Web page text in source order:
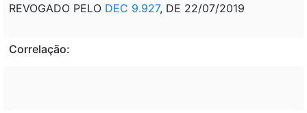
REVOGADO PELO DEC 9.927, DE 22/07/2019
Correlação: